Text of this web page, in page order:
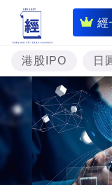
經
即
時
財
經
專
題
投
資
港股IPO 日